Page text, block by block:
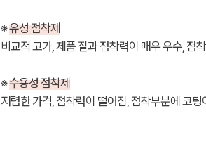
※유성 점착제
비교적 고가, 제품 질과 점착력이 매우 우수, 점
※수용성 점착제
저렴한 가격, 점착력이 떨어짐, 점착부분에 코